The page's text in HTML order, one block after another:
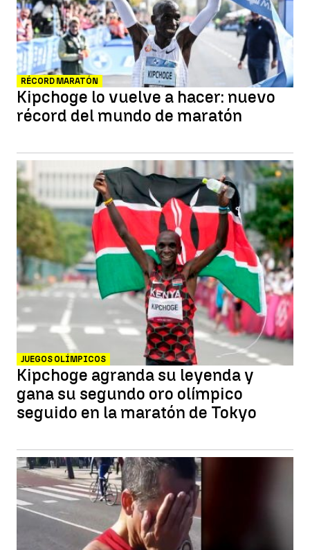
RÉCORD MARATÓN
Kipchoge lo vuelve a hacer: nuevo
récord del mundo de maratón
JUEGOS OLÍMPICOS
Kipchoge agranda su leyenda y
gana su segundo oro olímpico
seguido en la maratón de Tokyo